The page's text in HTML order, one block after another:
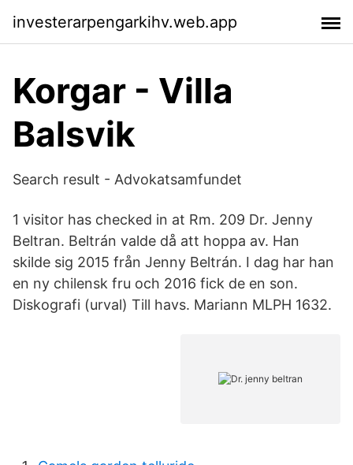
investerarpengarkihv.web.app
Korgar - Villa
Balsvik
Search result - Advokatsamfundet
1 visitor has checked in at Rm. 209 Dr. Jenny
Beltran. Beltrán valde då att hoppa av. Han
skilde sig 2015 från Jenny Beltrán. I dag har han
en ny chilensk fru och 2016 fick de en son.
Diskografi (urval) Till havs. Mariann MLPH 1632.